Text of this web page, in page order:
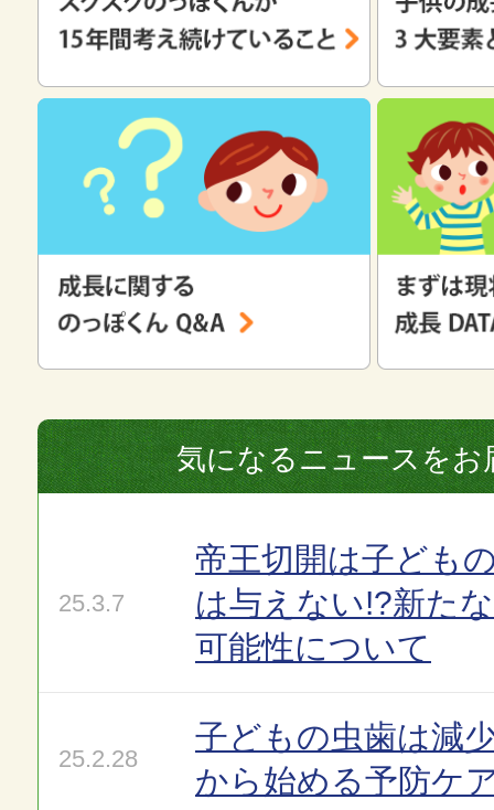
気になるニュースをお
25.3.7
帝王切開は子ども
は与えない!?新た
可能性について
25.2.28
子どもの虫歯は減
から始める予防ケ